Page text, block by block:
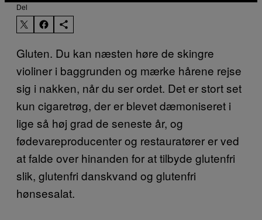
Del
Gluten. Du kan næsten høre de skingre
violiner i baggrunden og mærke hårene rejse
sig i nakken, når du ser ordet. Det er stort set
kun cigaretrøg, der er blevet dæmoniseret i
lige så høj grad de seneste år, og
fødevareproducenter og restauratører er ved
at falde over hinanden for at tilbyde glutenfri
slik, glutenfri danskvand og glutenfri
hønsesalat.